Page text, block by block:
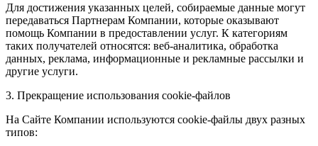
Для достижения указанных целей, собираемые данные могут
передаваться Партнерам Компании, которые оказывают
помощь Компании в предоставлении услуг. К категориям
таких получателей относятся: веб-аналитика, обработка
данных, реклама, информационные и рекламные рассылки и
другие услуги.
3. Прекращение использования cookie-файлов
На Сайте Компании используются cookie-файлы двух разных
типов: